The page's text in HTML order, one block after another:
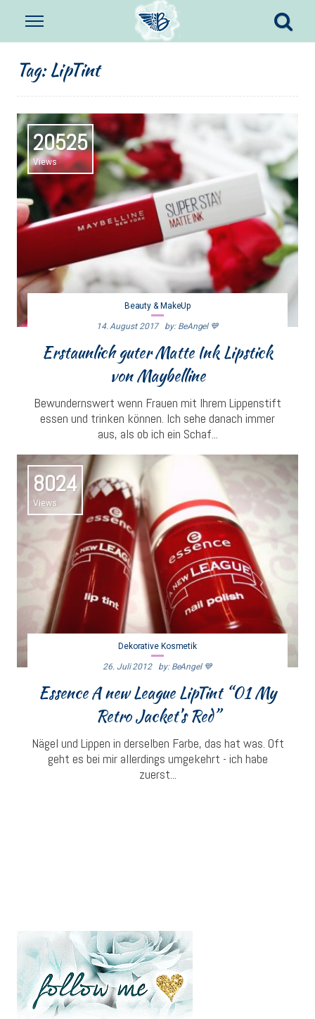
Tag:LipTint
20525
Views
Beauty & MakeUp
14. August 2017 By: BeAngel 💙
Erstaunlich guter Matte Ink Lipstick
von Maybelline
Bewundernswert wenn Frauen mit Ihrem Lippenstift
essen und trinken können. Ich sehe danach immer
aus, als ob ich ein Schaf...
8024
Views
Dekorative Kosmetik
26. Juli 2012 By: BeAngel 💙
Essence A new League LipTint “01 My
Retro Jacket’s Red”
Nägel und Lippen in derselben Farbe, das hat was. Oft
geht es bei mir allerdings umgekehrt - ich habe
zuerst...